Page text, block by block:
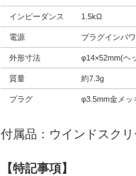
インピーダンス 1.5kΩ
電源 プラグインパ
外形寸法 φ14×52mm(ヘ
質量 約7.3g
プラグ φ3.5mm金メッ
付属品：ウインドスク
【特記事項】